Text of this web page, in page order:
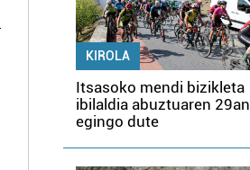
KIROLA
Itsasoko mendi bizikleta
ibilaldia abuztuaren 29an
egingo dute